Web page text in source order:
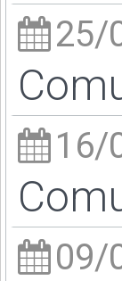
25/
16/
09/